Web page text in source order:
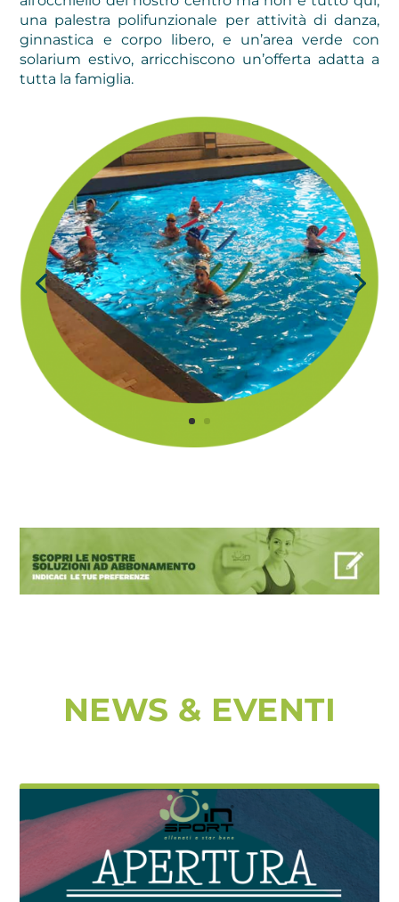
una palestra polifunzionale per attività di danza,
ginnastica e corpo libero, e un’area verde con
solarium estivo, arricchiscono un’offerta adatta a
tutta la famiglia.
NEWS & EVENTI